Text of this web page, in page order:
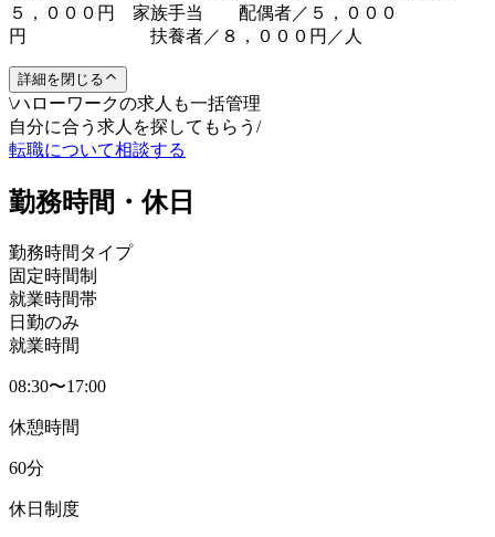
５，０００円 家族手当 配偶者／５，０００
円 扶養者／８，０００円／人
詳細を閉じる
\ハローワークの求人も一括管理
自分に合う求人を探してもらう /
転職について相談する
勤務時間・休日
勤務時間タイプ
固定時間制
就業時間帯
日勤のみ
就業時間
08:30〜17:00
休憩時間
60分
休日制度